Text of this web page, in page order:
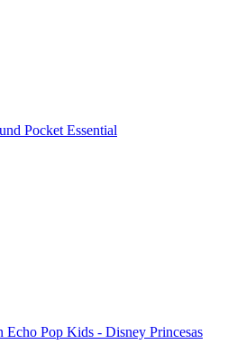
Pocket Essential
Pop Kids - Disney Princesas